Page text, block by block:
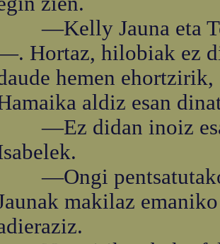
—Kelly Jauna eta
Hortaz, hilobiak ez
hemen
aldiz esan
—Ez didan inoiz
—Ongi pentsatutako
makilaz